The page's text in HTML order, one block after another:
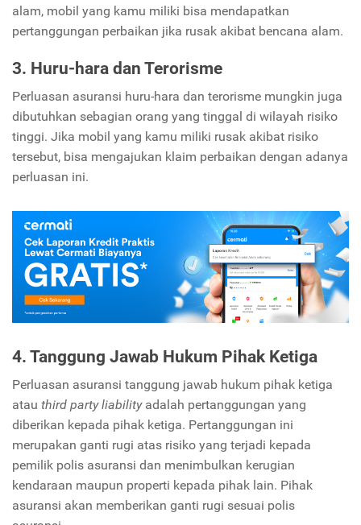
alam, mobil yang kamu miliki bisa mendapatkan
pertanggungan perbaikan jika rusak akibat bencana alam.
3. Huru-hara dan Terorisme
Perluasan asuransi huru-hara dan terorisme mungkin juga
dibutuhkan sebagian orang yang tinggal di wilayah risiko
tinggi. Jika mobil yang kamu miliki rusak akibat risiko
tersebut, bisa mengajukan klaim perbaikan dengan adanya
perluasan ini.
4. Tanggung Jawab Hukum Pihak Ketiga
Perluasan asuransi tanggung jawab hukum pihak ketiga
atau third party liabilityadalah pertanggungan yang
diberikan kepada pihak ketiga. Pertanggungan ini
merupakan ganti rugi atas risiko yang terjadi kepada
pemilik polis asuransi dan menimbulkan kerugian
kendaraan maupun properti kepada pihak lain. Pihak
asuransi akan memberikan ganti rugi sesuai polis